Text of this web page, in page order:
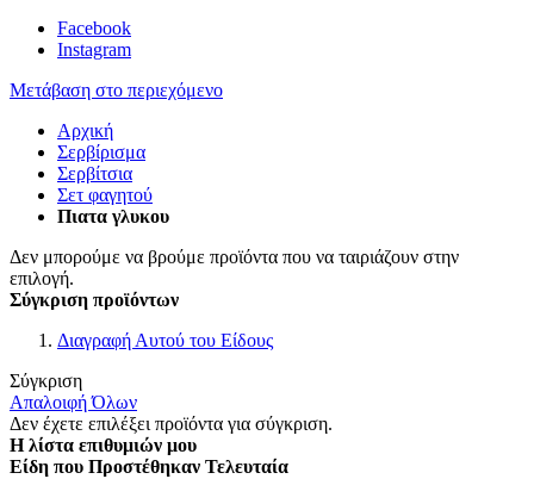
Facebook
Instagram
Μετάβαση στο περιεχόμενο
Αρχική
Σερβίρισμα
Σερβίτσια
Σετ φαγητού
Πιατα γλυκου
Δεν μπορούμε να βρούμε προϊόντα που να ταιριάζουν στην
επιλογή.
Σύγκριση προϊόντων
Διαγραφή Αυτού του Είδους
Σύγκριση
Απαλοιφή Όλων
Δεν έχετε επιλέξει προϊόντα για σύγκριση.
Η λίστα επιθυμιών μου
Είδη που Προστέθηκαν Τελευταία